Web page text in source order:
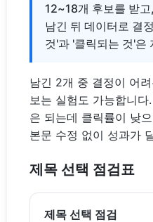
12~18개 후보를 받
남긴 뒤 데이터로 결
것'과 '클릭되는 것'은
남긴 2개 중 결정이 어
보는 실험도 가능합니
은 되는데 클릭률이 낮
본문 수정 없이 성과가
제목 선택 점검표
제목 선택 점검